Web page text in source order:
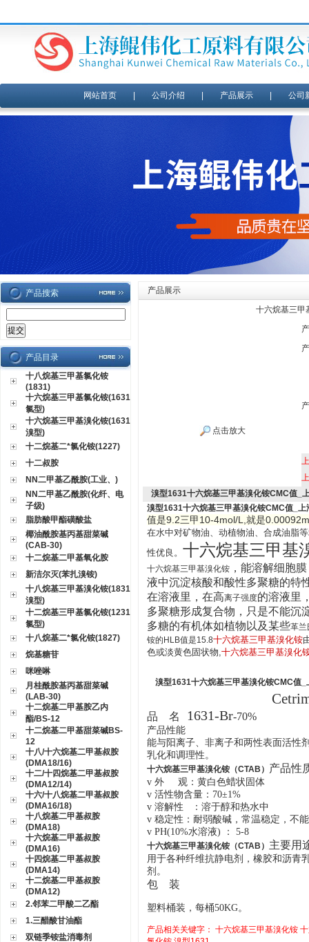
网站首页| 公司介绍 产品展示| 公司
产品搜索
产品目录
十八烷基三甲基氯化铵
(1831)
十六烷基三甲基氯化铵(1631
氯型)
十六烷基三甲基溴化铵(1631
溴型)
十二烷基二*氯化铵(1227)
十二叔胺
NN二甲基乙酰胺(工业、)
NN二甲基乙酰胺(化纤、电
子级)
脂肪酸甲酯磺酸盐
椰油酰胺基丙基甜菜碱
(CAB-30)
十二烷基二甲基氧化胺
新洁尔灭(苯扎溴铵)
十八烷基三甲基溴化铵(1831
溴型)
十二烷基三甲基氯化铵(1231
氯型)
十八烷基二*氯化铵(1827)
烷基糖苷
咪唑啉
月桂酰胺基丙基甜菜碱
(LAB-30)
十二烷基二甲基胺乙内
酯/BS-12
十二烷基二甲基甜菜碱BS-
12
十八/十六烷基二甲基叔胺
(DMA18/16)
十二/十四烷基二甲基叔胺
(DMA12/14)
十六/十八烷基二甲基叔胺
(DMA16/18)
十八烷基二甲基叔胺
(DMA18)
十六烷基二甲基叔胺
(DMA16)
十四烷基二甲基叔胺
(DMA14)
十二烷基二甲基叔胺
(DMA12)
2.邻苯二甲酸二乙酯
1.三醋酸甘油酯
双链季铵盐消毒剂
产品展示
十六烷基三甲
点击放大
溴型1631十六烷基三甲基溴化铵CMC值_
溴型1631十六烷基三甲基溴化铵CMC值_上
值是9.2三甲10-4mol/L,就是
在水中对矿物油、动植物油、合成油脂
性优良。 十六烷基三甲基
十六烷基三甲基溴化铵 ，能溶解细胞
液中沉淀核酸和酸性多聚糖的特
在溶液里，在高离子强度的溶液里
多聚糖形成复合物，只是不能沉
多糖的有机体如植物以及某些革兰
铵的HLB值是15.8十六烷基三甲基溴化铵
色或淡黄色固状物,十六烷基三甲基溴化
溴型1631十六烷基三甲基溴化铵CMC值_
品 名 1631-Br-70%
产品性能
能与阳离子、非离子和两性表面活性
乳化和调理性。
十六烷基三甲基溴化铵（CTAB） 产品性
v 外 观： 黄白色蜡状固体
v 活性物含量： 70±1%
v 溶解性 ：溶于醇和热水中
v 稳定性： 耐弱酸碱，常温稳定，不
v PH(10%水溶液) ： 5-8
十六烷基三甲基溴化铵（CTAB） 主要用
用于各种纤维抗静电剂，橡胶和沥青
剂。
包 装
塑料桶装，每桶50KG。
产品相关关键字： 十六烷基三甲基溴化铵